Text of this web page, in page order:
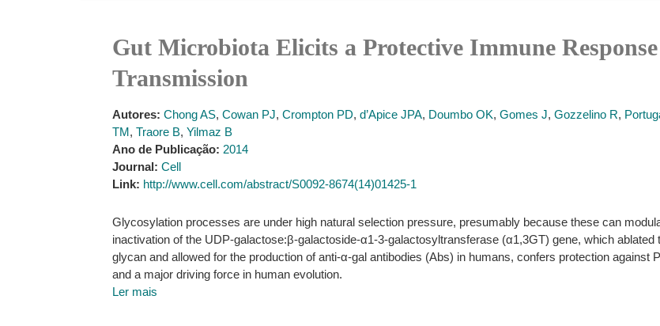
Gut Microbiota Elicits a Protective Immune
Transmission
Autores: Chong AS, Cowan PJ, Crompton PD, d’Apice JPA, Doumbo OK, Gomes J, Gozzelino R,
TM, Traore B, Yilmaz B
Ano de Publicação: 2014
Journal: Cell
Link: http://www.cell.com/abstract/S0092-8674(14)01425-1
Glycosylation processes are under high natural selection pressure, presumably because these can
inactivation of the UDP-galactose:β-galactoside-α1-3-galactosyltransferase (α1,3GT) gene, which
glycan and allowed for the production of anti-α-gal antibodies (Abs) in humans, confers protection against
and a major driving force in human evolution.
Ler mais